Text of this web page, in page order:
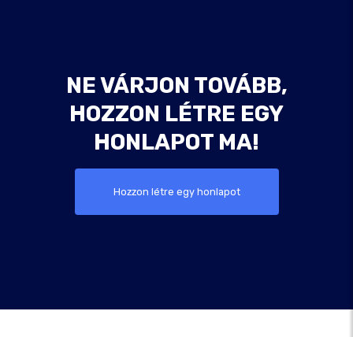
NE VÁRJON TOVÁBB,
HOZZON LÉTRE EGY
HONLAPOT MA!
Hozzon létre egy honlapot